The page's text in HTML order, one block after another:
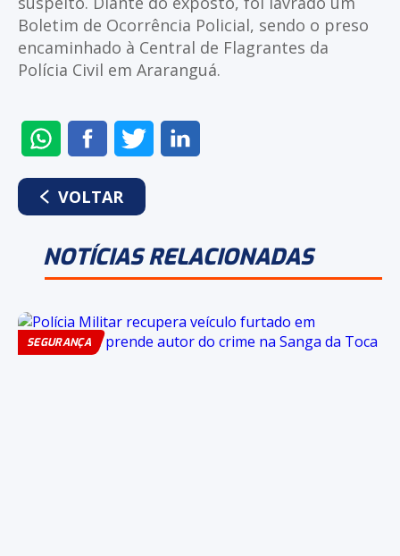
Boletim de Ocorrência Policial, sendo o preso
encaminhado à Central de Flagrantes da
Polícia Civil em Araranguá.
ENVIAR
NO
WHATSAPP
COMPARTILHAR
NO
FACEBOOK
COMPARTILHAR
NO
VOLTAR
NOTÍCIAS RELACIONADAS
SEGURANÇA